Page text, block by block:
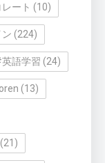
ート (10)
(224)
語学習 (24)
(13)
(21)